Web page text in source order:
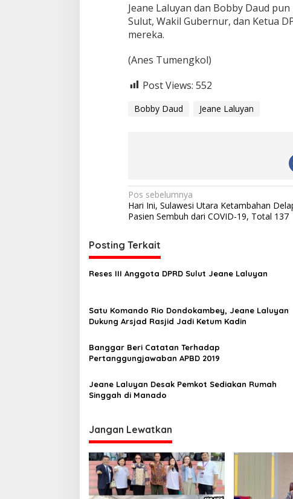
Jeane Laluyan dan Bobby Daud
Sulut, Wakil Gubernur, dan Ketua
mereka.
(Anes Tumengkol)
Post Views: 552
Bobby Daud Jeane Laluyan
N
a
i
g
a
i
o
s
Pos sebelumnya
Hari Ini, Sulawesi Utara Ketambahan
Pasien Sembuh dari COVID-19, Total 137
Posting Terkait
Reses III Anggota DPRD Sulut Jeane Laluyan
Satu Komando Rio Dondokambey, Jeane Laluyan
Dukung Arsjad Rasjid Jadi Ketum Kadin
Banggar Beri Catatan Terhadap
Pertanggungjawaban APBD 2019
Jeane Laluyan Desak Pemkot Sediakan Rumah
Singgah di Manado
Jangan Lewatkan